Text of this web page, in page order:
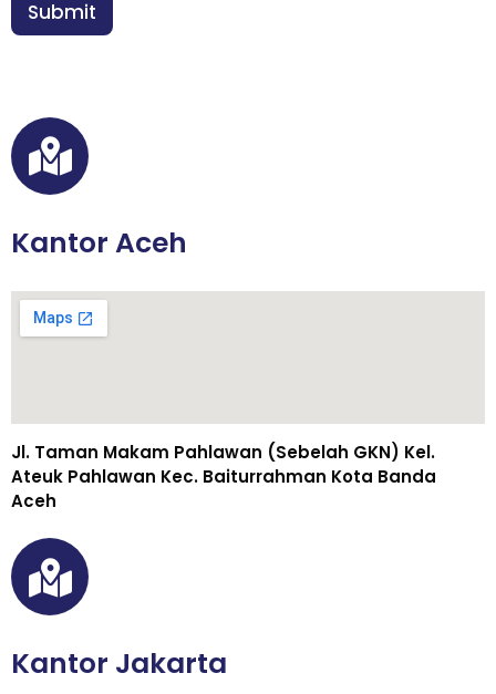
n
*
Submit
Kantor Aceh
Jl. Taman Makam Pahlawan (Sebelah GKN) Kel.
Ateuk Pahlawan Kec. Baiturrahman Kota Banda
Aceh
Kantor Jakarta